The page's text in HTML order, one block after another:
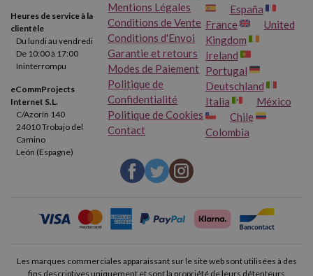
Heures de service à la
clientèle
Du lundi au vendredi
De 10:00 à 17:00
Ininterrompu
eCommProjects
Internet S.L.
C/Azorín 140
24010 Trobajo del
Camino
León (Espagne)
Mentions Légales
Conditions de Vente
Conditions d'Envoi
Garantie et retours
Modes de Paiement
Politique de
Confidentialité
Politique de Cookies
Contact
España
France
United
Kingdom
Ireland
Portugal
Deutschland
Italia
México
Chile
Colombia
Les marques commerciales apparaissant sur le site web sont utilisées à des
fins descriptives uniquement et sont la propriété de leurs détenteurs